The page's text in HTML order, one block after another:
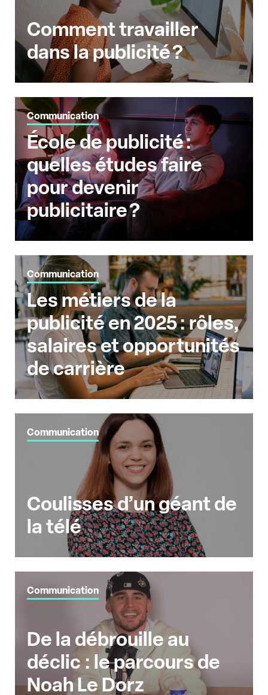
Comment travailler
dans la publicité ?
Communication
École de publicité :
quelles études faire
pour devenir
publicitaire ?
Communication
Les métiers de la
publicité en 2025 : rôles,
salaires et opportunités
de carrière
Communication
Coulisses d’un géant de
la télé
Communication
De la débrouille au
déclic : le parcours de
Noah Le Dorz